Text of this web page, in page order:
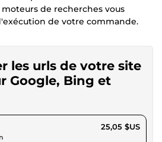
de recherches vous
de votre commande.
les urls de votre site
Google, Bing et
23,09 $US 25,05 $US